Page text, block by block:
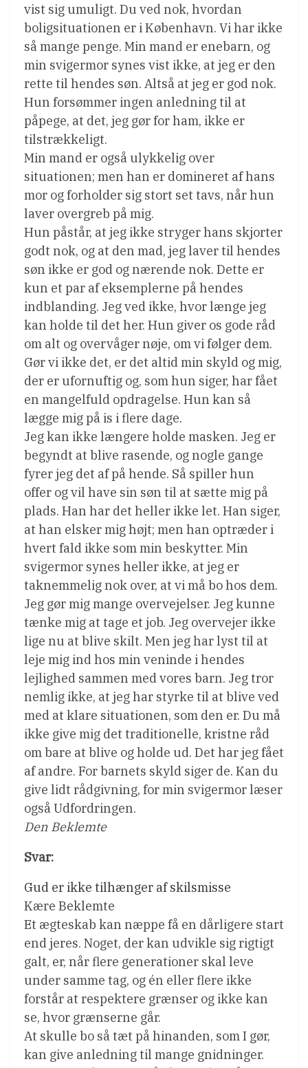
vist sig umuligt. Du ved nok, hvordan
boligsituationen er i København. Vi har ikke
så mange penge. Min mand er enebarn, og
min svigermor synes vist ikke, at jeg er den
rette til hendes søn. Altså at jeg er god nok.
Hun forsømmer ingen anledning til at
påpege, at det, jeg gør for ham, ikke er
tilstrækkeligt.
Min mand er også ulykkelig over
situationen; men han er domineret af hans
mor og forholder sig stort set tavs, når hun
laver overgreb på mig.
Hun påstår, at jeg ikke stryger hans skjorter
godt nok, og at den mad, jeg laver til hendes
søn ikke er god og nærende nok. Dette er
kun et par af eksemplerne på hendes
indblanding. Jeg ved ikke, hvor længe jeg
kan holde til det her. Hun giver os gode råd
om alt og overvåger nøje, om vi følger dem.
Gør vi ikke det, er det altid min skyld og mig,
der er ufornuftig og, som hun siger, har fået
en mangelfuld opdragelse. Hun kan så
lægge mig på is i flere dage.
Jeg kan ikke længere holde masken. Jeg er
begyndt at blive rasende, og nogle gange
fyrer jeg det af på hende. Så spiller hun
offer og vil have sin søn til at sætte mig på
plads. Han har det heller ikke let. Han siger,
at han elsker mig højt; men han optræder i
hvert fald ikke som min beskytter. Min
svigermor synes heller ikke, at jeg er
taknemmelig nok over, at vi må bo hos dem.
Jeg gør mig mange overvejelser. Jeg kunne
tænke mig at tage et job. Jeg overvejer ikke
lige nu at blive skilt. Men jeg har lyst til at
leje mig ind hos min veninde i hendes
lejlighed sammen med vores barn. Jeg tror
nemlig ikke, at jeg har styrke til at blive ved
med at klare situationen, som den er. Du må
ikke give mig det traditionelle, kristne råd
om bare at blive og holde ud. Det har jeg fået
af andre. For barnets skyld siger de. Kan du
give lidt rådgivning, for min svigermor læser
også Udfordringen.
Den Beklemte
Svar:
Gud er ikke tilhænger af skilsmisse
Kære Beklemte
Et ægteskab kan næppe få en dårligere start
end jeres. Noget, der kan udvikle sig rigtigt
galt, er, når flere generationer skal leve
under samme tag, og én eller flere ikke
forstår at respektere grænser og ikke kan
se, hvor grænserne går.
At skulle bo så tæt på hinanden, som I gør,
kan give anledning til mange gnidninger.